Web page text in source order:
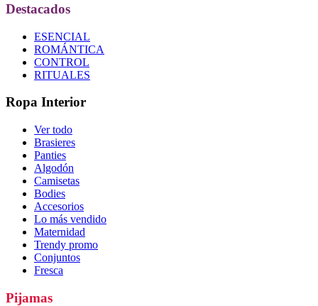
Destacados
ESENCIAL
ROMÁNTICA
CONTROL
RITUALES
Ropa Interior
Ver todo
Brasieres
Panties
Algodón
Camisetas
Bodies
Accesorios
Lo más vendido
Maternidad
Trendy promo
Conjuntos
Fresca
Pijamas